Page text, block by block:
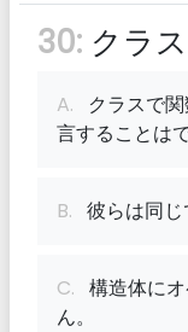
30: クラ
A. クラスで
言することは
B. 彼らは同じ
C. 構造体に
ん。